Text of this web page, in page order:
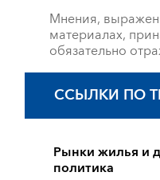
Мнения,
материалах,
обязательно
ССЫЛКИ ПО
Рынки жилья и
политика